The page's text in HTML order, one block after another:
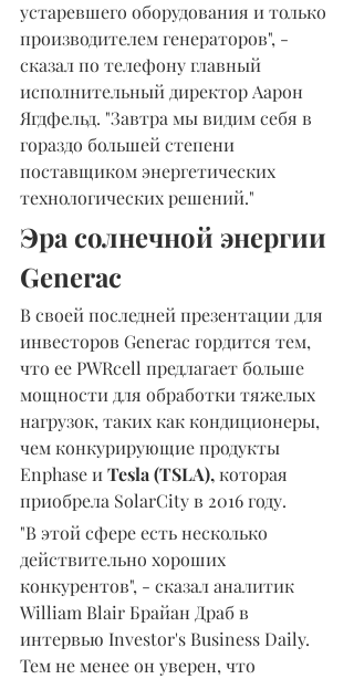
устаревшего оборудования и только
производителем генераторов", -
сказал по телефону главный
исполнительный директор Аарон
Ягдфельд. "Завтра мы видим себя в
гораздо большей степени
поставщиком энергетических
технологических решений."
Эра солнечной энергии
Generac
В своей последней презентации для
инвесторов Generac гордится тем,
что ее PWRcell предлагает больше
мощности для обработки тяжелых
нагрузок, таких как кондиционеры,
чем конкурирующие продукты
Enphase и Tesla (TSLA), которая
приобрела SolarCity в 2016 году.
"В этой сфере есть несколько
действительно хороших
конкурентов", - сказал аналитик
William Blair Брайан Драб в
интервью Investor's Business Daily.
Тем не менее он уверен, что